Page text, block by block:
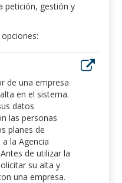
petición, gestión y
de una empresa
en el sistema.
datos
las personas
planes de
la Agencia
de utilizar la
su alta y
una empresa.